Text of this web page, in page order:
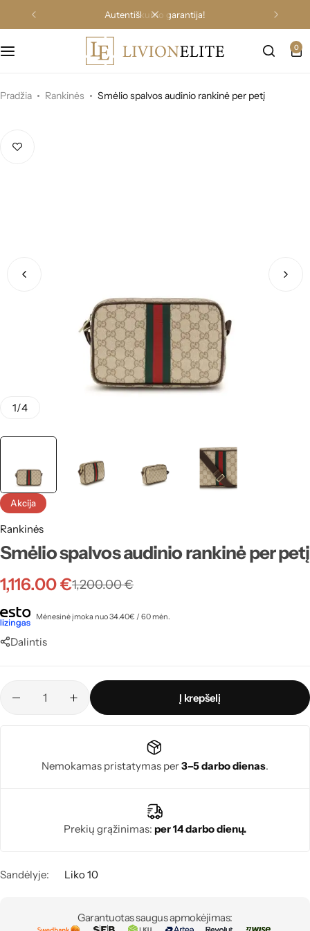
autentiškumo garantija!
0
Pradžia Rankinės Smėlio spalvos audinio rankinė per petį
1/4
Akcija
Rankinės
Smėlio spalvos audinio rankinė per petį
1,200.00€
1,116.00€
Mėnesinė įmoka nuo 34.40€ / 60 mėn.
Dalintis
Į krepšelį
Nemokamas pristatymas per3–5 darbo dienas.
Prekių grąžinimas: per 14 darbo dienų.
Sandėlyje: Liko 10
Garantuotas saugus apmokėjimas: